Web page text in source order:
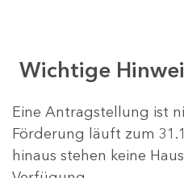
Wichtige
Eine Antragstellung ist
Förderung läuft zum
hinaus stehen keine